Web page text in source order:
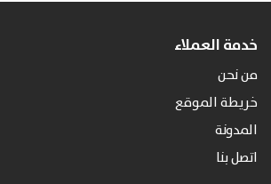
خدمة العملاء
من نحن
خريطة الموقع
المدونة
اتصل بنا